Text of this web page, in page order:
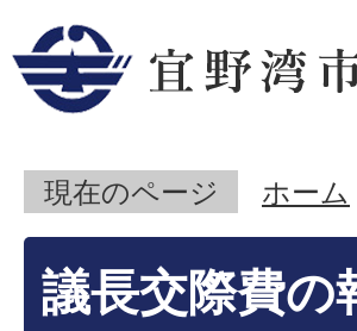
現在のページ ホーム
議長交際費の